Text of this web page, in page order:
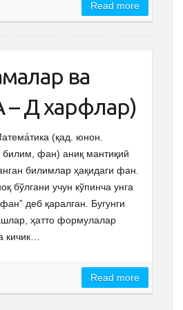
Read more
ва
– Д харфлар)
(қад. юнон.
билим, фан) аниқ мантиқий
билимлар ҳақидаги фан.
бўлгани учун кўпинча унга
деб қаралган. Бугунги
ҳатто формулалар
кичик…
Read more